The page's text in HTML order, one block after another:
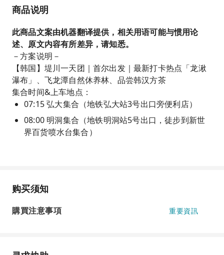
商品说明
此商品文案由机器翻译提供，相关用语可能与惯用论
述、原文内容有所差异，请知悉。
－方案说明－
【韩国】堤川一天团｜首尔出发｜最新打卡热点「龙湫
瀑布」、飞龙潭自然休养林、品尝韩汉方茶
集合时间&上车地点：
07:15 弘大集合（地铁弘大站3号出口旁便利店）
08:00 明洞集合（地铁明洞站5号出口，徒步到新世
界百货喷水台集合）
购买须知
購買注意事項 重要資訊